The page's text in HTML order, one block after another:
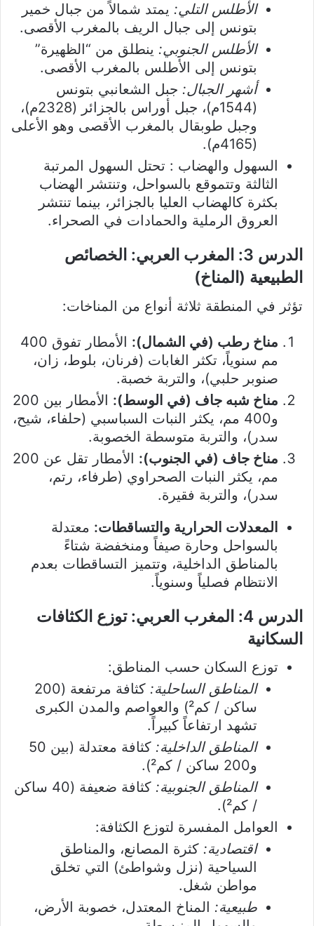
الأطلس التلي: يمتد شمالاً من جبال خمير
بتونس إلى جبال الريف بالمغرب الأقصى.
الأطلس الجنوبي: ينطلق من “الظهيرة”
بتونس إلى الأطلس بالمغرب الأقصى.
أشهر الجبال: جبل الشعانبي بتونس
(1544م)، جبل أوراس بالجزائر (2328م)،
وجبل طوبقال بالمغرب الأقصى وهو الأعلى
(4165م).
السهول والهضاب : تحتل السهول المرتبة
الثالثة وتتموقع بالسواحل، وتنتشر الهضاب
بكثرة كالهضاب العليا بالجزائر، بينما تنتشر
العروق الرملية والحمادات في الصحراء.
الدرس 3: المغرب العربي: الخصائص
الطبيعية (المناخ)
تؤثر في المنطقة ثلاثة أنواع من المناخات:
مناخ رطب (في الشمال):
الأمطار تفوق 400
مم سنوياً، تكثر الغابات (فرنان، بلوط، زان،
صنوبر حلبي)، والتربة خصبة.
مناخ شبه جاف (في الوسط):
الأمطار بين 200
و400 مم، يكثر النبات السباسبي (حلفاء، شيح،
سدر)، والتربة متوسطة الخصوبة.
مناخ جاف (في الجنوب):
الأمطار تقل عن 200
مم، يكثر النبات الصحراوي (طرفاء، رتم،
سدر)، والتربة فقيرة.
المعدلات الحرارية والتساقطات: معتدلة
بالسواحل وحارة صيفاً ومنخفضة شتاءً
بالمناطق الداخلية، وتتميز التساقطات بعدم
الانتظام فصلياً وسنوياً.
الدرس 4: المغرب العربي: توزع الكثافات
السكانية
توزع السكان حسب المناطق:
المناطق الساحلية:
كثافة مرتفعة (200
ساكن / كم²) والعواصم والمدن الكبرى
تشهد ارتفاعاً كبيراً.
المناطق الداخلية:
كثافة معتدلة (بين 50
و200 ساكن / كم²).
المناطق الجنوبية:
كثافة ضعيفة (40 ساكن
/ كم²).
العوامل المفسرة لتوزع الكثافة:
اقتصادية: كثرة المصانع، والمناطق
السياحية (نزل وشواطئ) التي تخلق
مواطن شغل.
طبيعية: المناخ المعتدل، خصوبة الأرض،